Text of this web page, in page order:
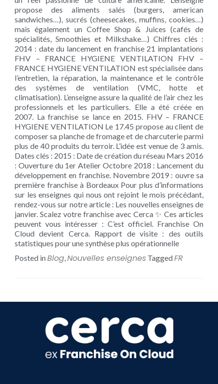
propose des aliments salés (burgers, american
sandwiches…), sucrés (cheesecakes, muffins, cookies…)
mais également un Coffee Shop & Juices (cafés de
spécialités, Smoothies et Milkshake…) Chiffres clés :
2014 : date du lancement en franchise 21 implantations
FHV – FRANCE HYGIENE VENTILATION FHV –
FRANCE HYGIENE VENTILATION est spécialisée dans
l’entretien, la réparation, la maintenance et le contrôle
des systèmes de ventilation (VMC, hotte et
climatisation). L’enseigne assure la qualité de l’air chez les
professionnels et les particuliers. Elle a été créée en
2007. La franchise se lance en 2015. FHV – FRANCE
HYGIENE VENTILATION Le 17.45 propose au client de
composer sa planche de fromage et de charcuterie parmi
plus de 40 produits du terroir. L’idée est venue de 3 amis.
Dates clés : 2015 : Date de création du réseau Mars 2016
: Ouverture du 1er Atelier Octobre 2018 : Lancement du
développement en franchise. Novembre 2019 : ouvre sa
première franchise à Bordeaux Pour plus d’informations
sur les enseignes qui nous ont rejoint le mois précédant,
rendez-vous sur notre article : Les nouvelles enseignes de
janvier. Scalez votre franchise avec Cerca ✨ Ces articles
peuvent vous intéresser : C’est officiel. Franchise On
Cloud devient Cerca. Rapport de visite : des outils
statistiques pour une synthèse plus opérationnelle
Posted inBlog,Nouvelles enseignes TaggedFR